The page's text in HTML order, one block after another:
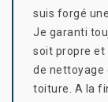
suis forgé
Je garanti
soit propre et
de nettoyage
toiture. A la